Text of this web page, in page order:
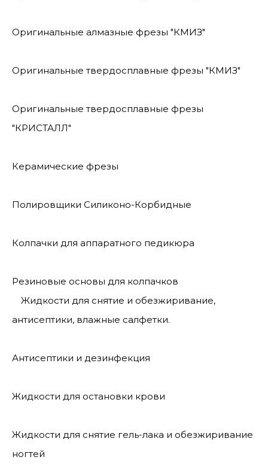
Оригинальные алмазные фрезы "КМИЗ"
Оригинальные твердосплавные фрезы "КМИЗ"
Оригинальные твердосплавные фрезы
"КРИСТАЛЛ"
Керамические фрезы
Полировщики Силиконо-Корбидные
Колпачки для аппаратного педикюра
Резиновые основы для колпачков
Жидкости для снятие и обезжиривание,
антисептики, влажные салфетки.
Антисептики и дезинфекция
Жидкости для остановки крови
Жидкости для снятие гель-лака и обезжиривание
ногтей